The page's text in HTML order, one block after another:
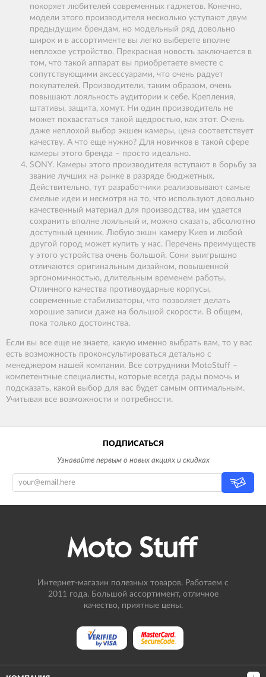
покоряет любителей современных гаджетов. Конечно,
модели этого производителя несколько уступают двум
предыдущим брендам, но модельный ряд довольно
широк и в ассортименте вы легко выберете вполне
неплохое устройство. Прекрасная новость заключается в
том, что такой аппарат вы приобретаете вместе с
сопутствующими аксессуарами, что очень радует
покупателей. Производители, таким образом, очень
повышают лояльность аудитории к себе. Крепления,
штативы, защита, хомут. Ни один производитель не
может похвастаться такой щедростью, как этот. Очень
даже неплохой выбор экшен камеры, цена соответствует
качеству. А что еще нужно? Для новичков в такой сфере
камеры этого бренда – просто идеально.
SONY. Камеры этого производителя вступают в борьбу за
звание лучших на рынке в разряде бюджетных.
Действительно, тут разработчики реализовывают самые
смелые идеи и несмотря на то, что используют довольно
качественный материал для производства, им удается
сохранить вполне лояльный и, можно сказать, абсолютно
доступный ценник. Любую экшн камеру Киев и любой
другой город может купить у нас. Перечень преимуществ
у этого устройства очень большой. Сони выигрышно
отличаются оригинальным дизайном, повышенной
эргономичностью, длительным временем работы.
Отличного качества противоударные корпусы,
современные стабилизаторы, что позволяет делать
хорошие записи даже на большой скорости. В общем,
пока только достоинства.
Если вы все еще не знаете, какую именно выбрать вам, то у вас
есть возможность проконсультироваться детально с
менеджером нашей компании. Все сотрудники MotoStuff –
компетентные специалисты, которые всегда рады помочь и
подсказать, какой выбор для вас будет самым оптимальным.
Учитывая все возможности и потребности.
ПОДПИСАТЬСЯ
Узнавайте первым о новых акциях и скидках
Интернет-магазин полезных товаров. Работаем с
2011 года. Большой ассортимент, отличное
качество, приятные цены.